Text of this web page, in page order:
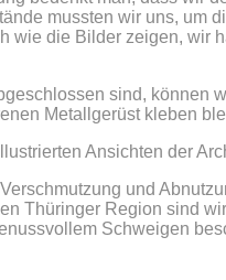
mussten wir uns, um
wie die Bilder zeigen, wir
sind, können
Metallgerüst kleben
Ansichten der
und
Thüringer Region sind
Schweigen